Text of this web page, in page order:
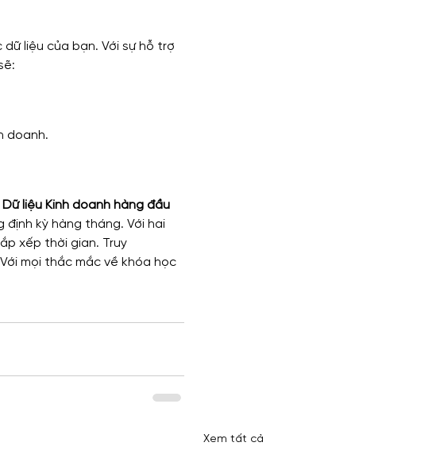
liệu của bạn. Với sự hỗ trợ
doanh.
liệu Kinh doanh hàng đầu
định kỳ hàng tháng. Với hai
xếp thời gian. Truy
mọi thắc mắc về khóa học
Xem tất cả